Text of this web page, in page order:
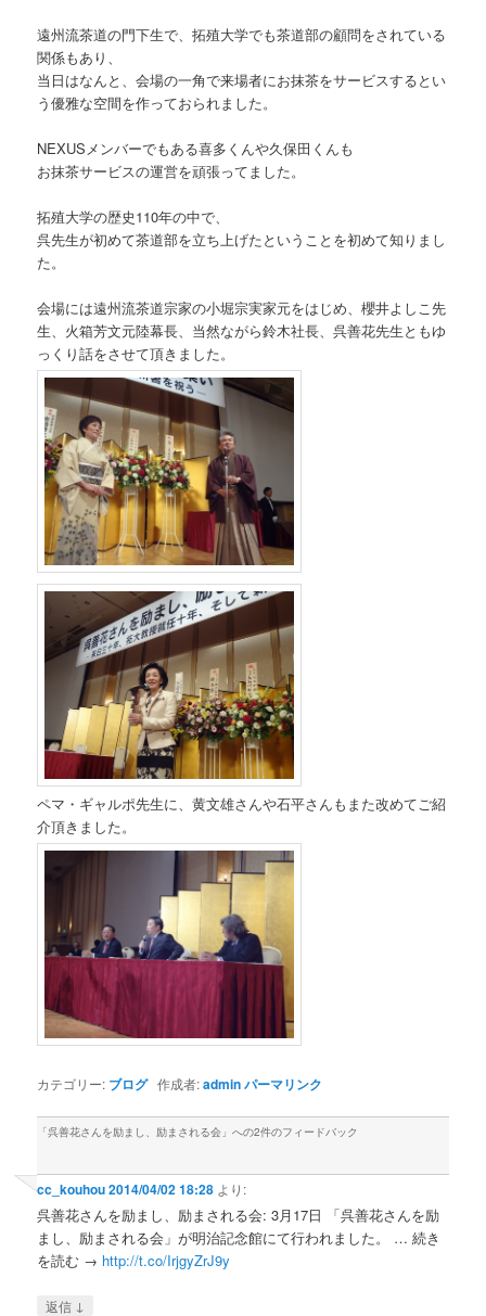
遠州流茶道の門下生で、拓殖大学でも茶道部の顧問をされている
関係もあり、
当日はなんと、会場の一角で来場者にお抹茶をサービスするとい
う優雅な空間を作っておられました。
NEXUSメンバーでもある喜多くんや久保田くんも
お抹茶サービスの運営を頑張ってました。
拓殖大学の歴史110年の中で、
呉先生が初めて茶道部を立ち上げたということを初めて知りまし
た。
会場には遠州流茶道宗家の小堀宗実家元をはじめ、櫻井よしこ先
生、火箱芳文元陸幕長、当然ながら鈴木社長、呉善花先生ともゆ
っくり話をさせて頂きました。
ペマ・ギャルポ先生に、黄文雄さんや石平さんもまた改めてご紹
介頂きました。
カテゴリー: ブログ作成者:adminパーマリンク
「呉善花さんを励まし、励まされる会 」への2件のフィードバック
cc_kouhou2014/04/02 18:28 より:
呉善花さんを励まし、励まされる会: 3月17日 「呉善花さんを励
まし、励まされる会」が明治記念館にて行われました。 … 続き
を読む → http://t.co/IrjgyZrJ9y
返信 ↓